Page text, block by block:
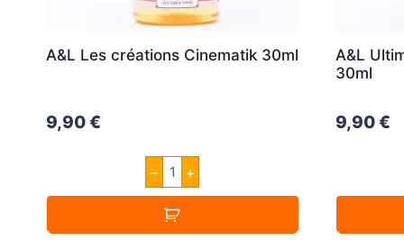
A&L Les créations Cinematik 30ml
9,90€
–
A&L
Les
créations
Cinematik
30ml
Menge
+
A&L
30ml
9,90€